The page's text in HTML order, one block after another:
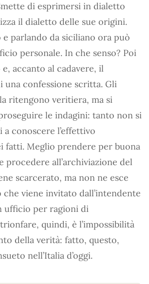
di esprimersi in dialetto
il dialetto delle sue origini.
e parlando da siciliano ora può
personale. In che senso? Poi
accanto al cadavere, il
confessione scritta. Gli
ritengono veritiera, ma si
le indagini: tanto non si
a conoscere l’effettivo
fatti. Meglio prendere per buona
procedere all’archiviazione del
scarcerato, ma non ne esce
viene invitato dall’intendente
ufficio per ragioni di
quindi, è l’impossibilità
della verità: fatto, questo,
nell’Italia d’oggi.